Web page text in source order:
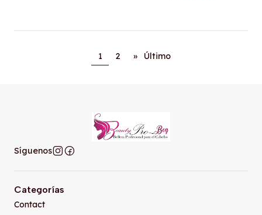
1 2 » Último
Síguenos
Categorías
Contact